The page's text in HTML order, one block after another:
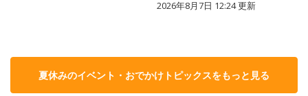
2026年8月7日 12:24更新
夏休みのイベント・おでかけトピックスをもっと見る